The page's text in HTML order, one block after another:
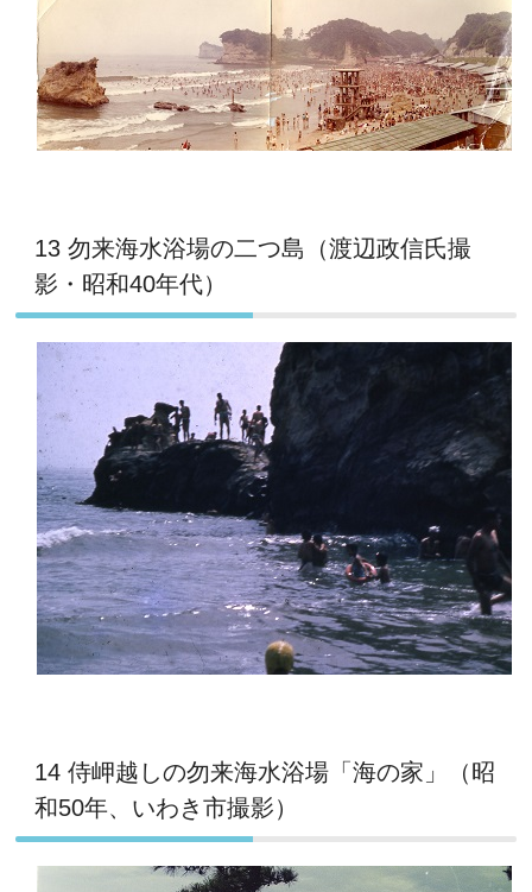
13 勿来海水浴場の二つ島（渡辺政信氏撮
影・昭和40年代）
14 侍岬越しの勿来海水浴場「海の家」（昭
和50年、いわき市撮影）